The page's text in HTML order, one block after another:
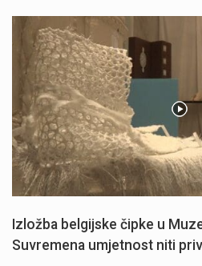
Izložba belgijske čipke u
Suvremena umjetnost niti